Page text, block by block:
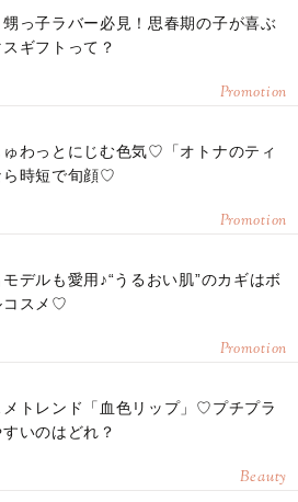
っ子ラバー必見！思春期の子が喜ぶ
ギフトって？
Promotion
ゅわっとにじむ色気♡「オトナのティ
ら時短で旬顔♡
Promotion
デルも愛用♪“うるおい肌”のカギはボ
コスメ♡
Promotion
トレンド「血色リップ」♡プチプラ
いのはどれ？
Beauty